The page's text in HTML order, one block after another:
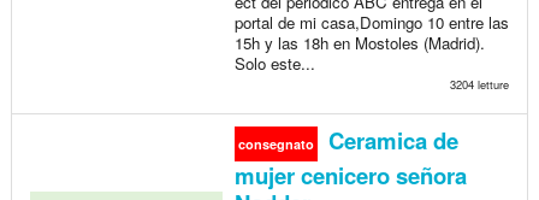
portal de mi casa,Domingo 10 entre las
15h y las 18h en Mostoles (Madrid).
Solo este...
3204 letture
consegnato
Ceramica de
mujer cenicero señora